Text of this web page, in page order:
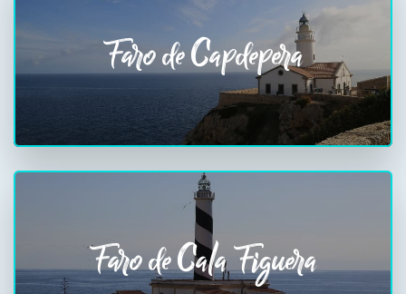
Faro de Capdepera
Faro de Cala Figuera